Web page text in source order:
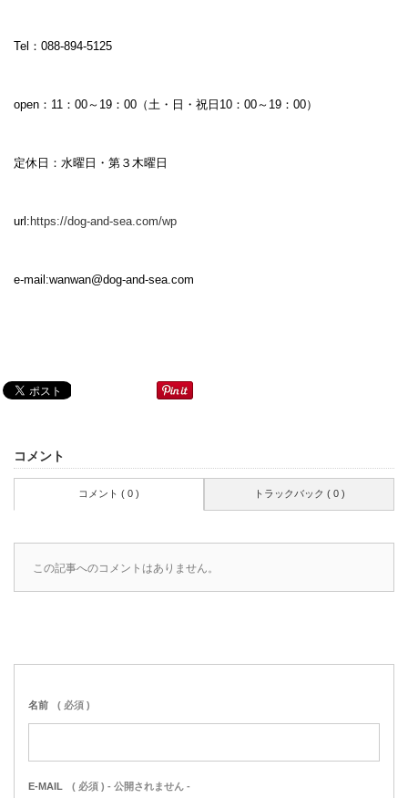
Tel：088-894-5125
open：11：00～19：00（土・日・祝日10：00～19：00）
定休日：水曜日・第３木曜日
url: https://dog-and-sea.com/wp
e-mail:wanwan@dog-and-sea.com
コメント
コメント ( 0 ) トラックバック ( 0 )
この記事へのコメントはありません。
名前 ( 必須 )
E-MAIL ( 必須 ) - 公開されません -